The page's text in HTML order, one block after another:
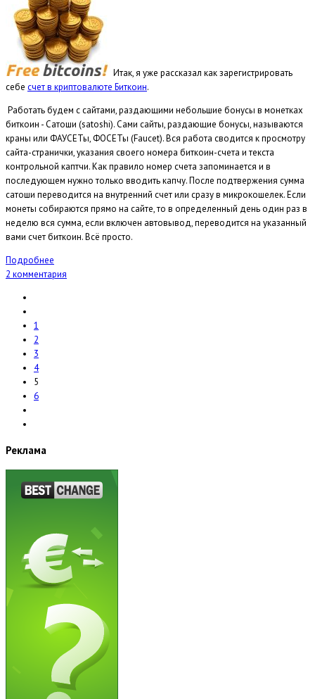
Итак, я уже рассказал как зарегистрировать
себе счет в криптовалюте Биткоин.
Работать будем с сайтами, раздающими небольшие бонусы в монетках
биткоин -Сатоши (satoshi). Сами сайты, раздающие бонусы, называются
краны или ФАУСЕТы,ФОСЕТы (Faucet). Вся работа сводится к просмотру
сайта-странички, указания своего номера биткоин-счета и текста
контрольной каптчи. Как правило номер счета запоминается и в
последующем нужно только вводить капчу. После подтвержения сумма
сатоши переводится на внутренний счет или сразу в микрокошелек. Если
монеты собираются прямо на сайте, то в определенный день один раз в
неделю вся сумма, если включен автовывод, переводится на указанный
вами счет биткоин. Всё просто.
Подробнее
2 комментария
1
2
3
4
5
6
Реклама